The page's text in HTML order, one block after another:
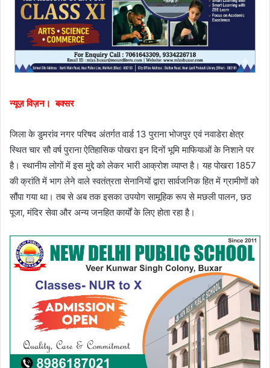
न्यूज़ विज़न। बक्सर
जिला के डुमरांव नगर परिषद अंतर्गत वार्ड 13 पुराना भोजपुर एवं नवाडेरा क्षेत्र
स्थित चार सौ वर्ष पुराना ऐतिहासिक पोखरा इन दिनों भूमि माफियाओं के निशाने पर
है। स्थानीय लोगों में इस मुद्दे को लेकर भारी आक्रोश व्याप्त है। यह पोखरा 1857
की क्रांति में भाग लेने वाले स्वतंत्रता सेनानियों द्वारा सार्वजनिक हित में ग्रामीणों को
सौंपा गया था। तब से अब तक इसका उपयोग सामूहिक रूप से मछली पालन, छठ
पूजा, मंदिर सेवा और अन्य जनहित कार्यों के लिए होता रहा है।